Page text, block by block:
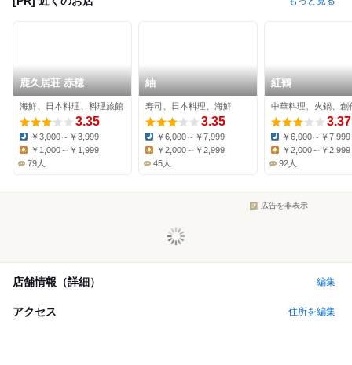
鹿久居荘 赤穂
海鮮、日本料理、料理旅館
3.35
Dinner:
￥3,000～￥3,999
Lunch:
￥1,000～￥1,999
79人
紬
寿司、日本料理、海鮮
3.35
Dinner:
￥6,000～￥7,999
Lunch:
￥2,000～￥2,999
45人
紅鶴
中華料理、火鍋、創
3.37
Dinner:
￥6,000～￥7,999
Lunch:
￥2,000～￥2,999
92人
広告を非表示
店舗情報（詳細） 編集
アクセス 住所を編集